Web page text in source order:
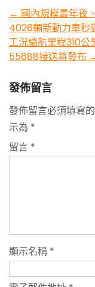
Post
← 國內規模最年夜
4026輛新動力車秒
工況續航里程310
55688接送將發布
發佈留言
發佈留言必須填寫
示為 *
留言 *
顯示名稱 *